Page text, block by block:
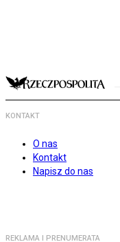
KONTAKT
O nas
Kontakt
Napisz do nas
REKLAMA I PRENUMERATA